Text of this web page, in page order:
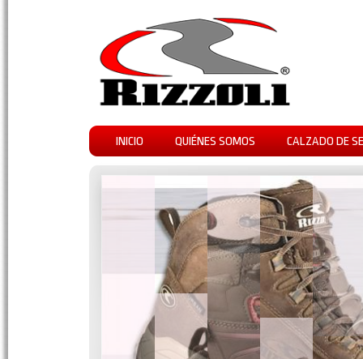
INICIO QUIÉNES SOMOS CALZADO DE